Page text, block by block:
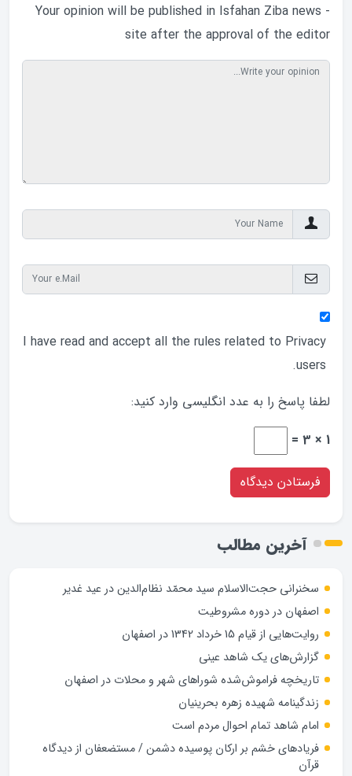
- Your opinion will be published in Isfahan Ziba news
site after the approval of the editor
I have read and accept all the rules related to Privacy
users.
لطفا پاسخ را به عدد انگلیسی وارد کنید:
1 × 3 =
آخرین مطالب
سخنرانی حجت‌الاسلام سید محمّد نظام‌الدین در عید غدیر
اصفهان در دوره مشروطیت
روایت‌هایی از قیام 15 خرداد 1342 در اصفهان
گزارش‌های یک شاهد عینی
تاریخچه فراموش‌شده شوراهای شهر و محلات در اصفهان
زندگینامه شهيده زهره بحرينيان
امام شاهد تمام احوال مردم است
فریادهای خشم بر ارکان پوسیده دشمن / مستضعفان از دیدگاه
قرآن